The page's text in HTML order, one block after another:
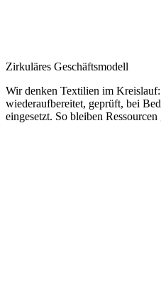
Zirkuläres Geschäftsmodell
Wir denken Textilien im
wiederaufbereitet, geprüft, bei
eingesetzt. So bleiben